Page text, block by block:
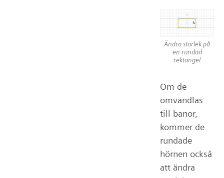
Ändra storlek på
en rundad
rektangel
Om de
omvandlas
till banor,
kommer de
rundade
hörnen också
att ändra